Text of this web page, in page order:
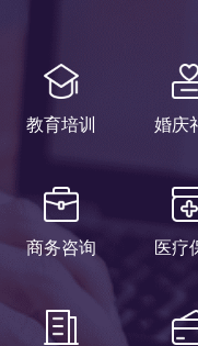
教育培训 婚庆
商务咨询 医疗